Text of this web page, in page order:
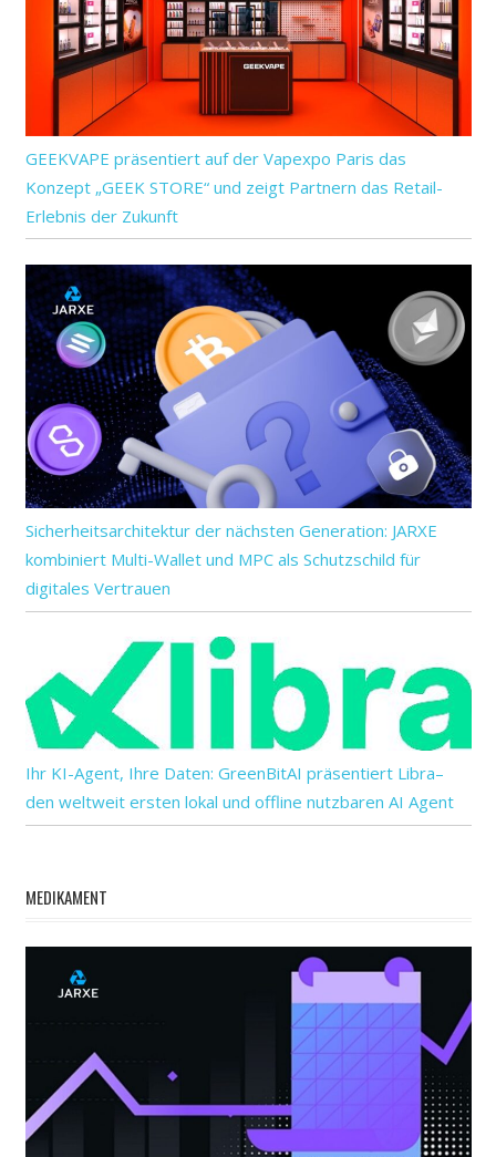
GEEKVAPE präsentiert auf der Vapexpo Paris das
Konzept „GEEK STORE“ und zeigt Partnern das Retail-
Erlebnis der Zukunft
Sicherheitsarchitektur der nächsten Generation: JARXE
kombiniert Multi-Wallet und MPC als Schutzschild für
digitales Vertrauen
Ihr KI-Agent, Ihre Daten: GreenBitAI präsentiert Libra–
den weltweit ersten lokal und offline nutzbaren AI Agent
MEDIKAMENT